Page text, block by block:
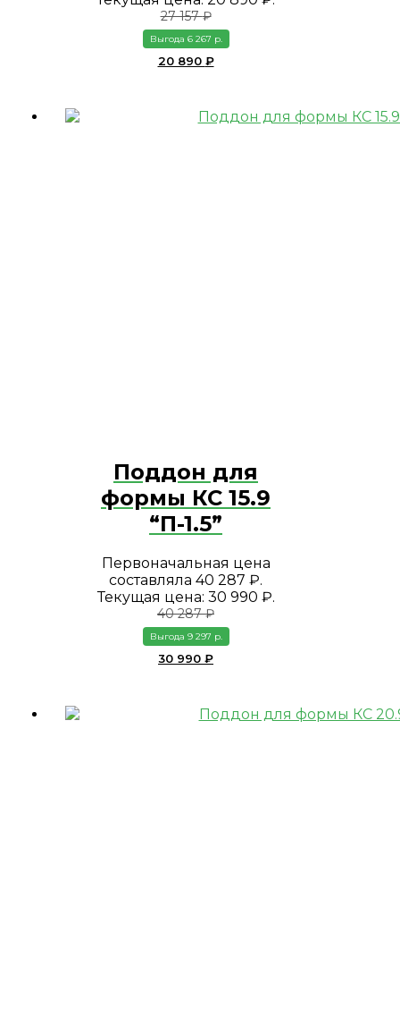
27 157₽
Выгода 6 267 р.
20 890 ₽
Поддон для
формы КС 15.9
“П-1.5”
40 287₽
Первоначальная цена
составляла 40 287 ₽.
Выгода 9 297 р.
30 990 ₽
Текущая цена: 30 990 ₽.